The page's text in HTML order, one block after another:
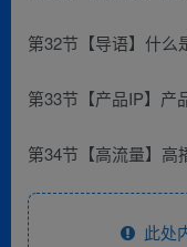
第32节【导语】什么
第33节【产品IP】产
第34节【高流量】高
此处